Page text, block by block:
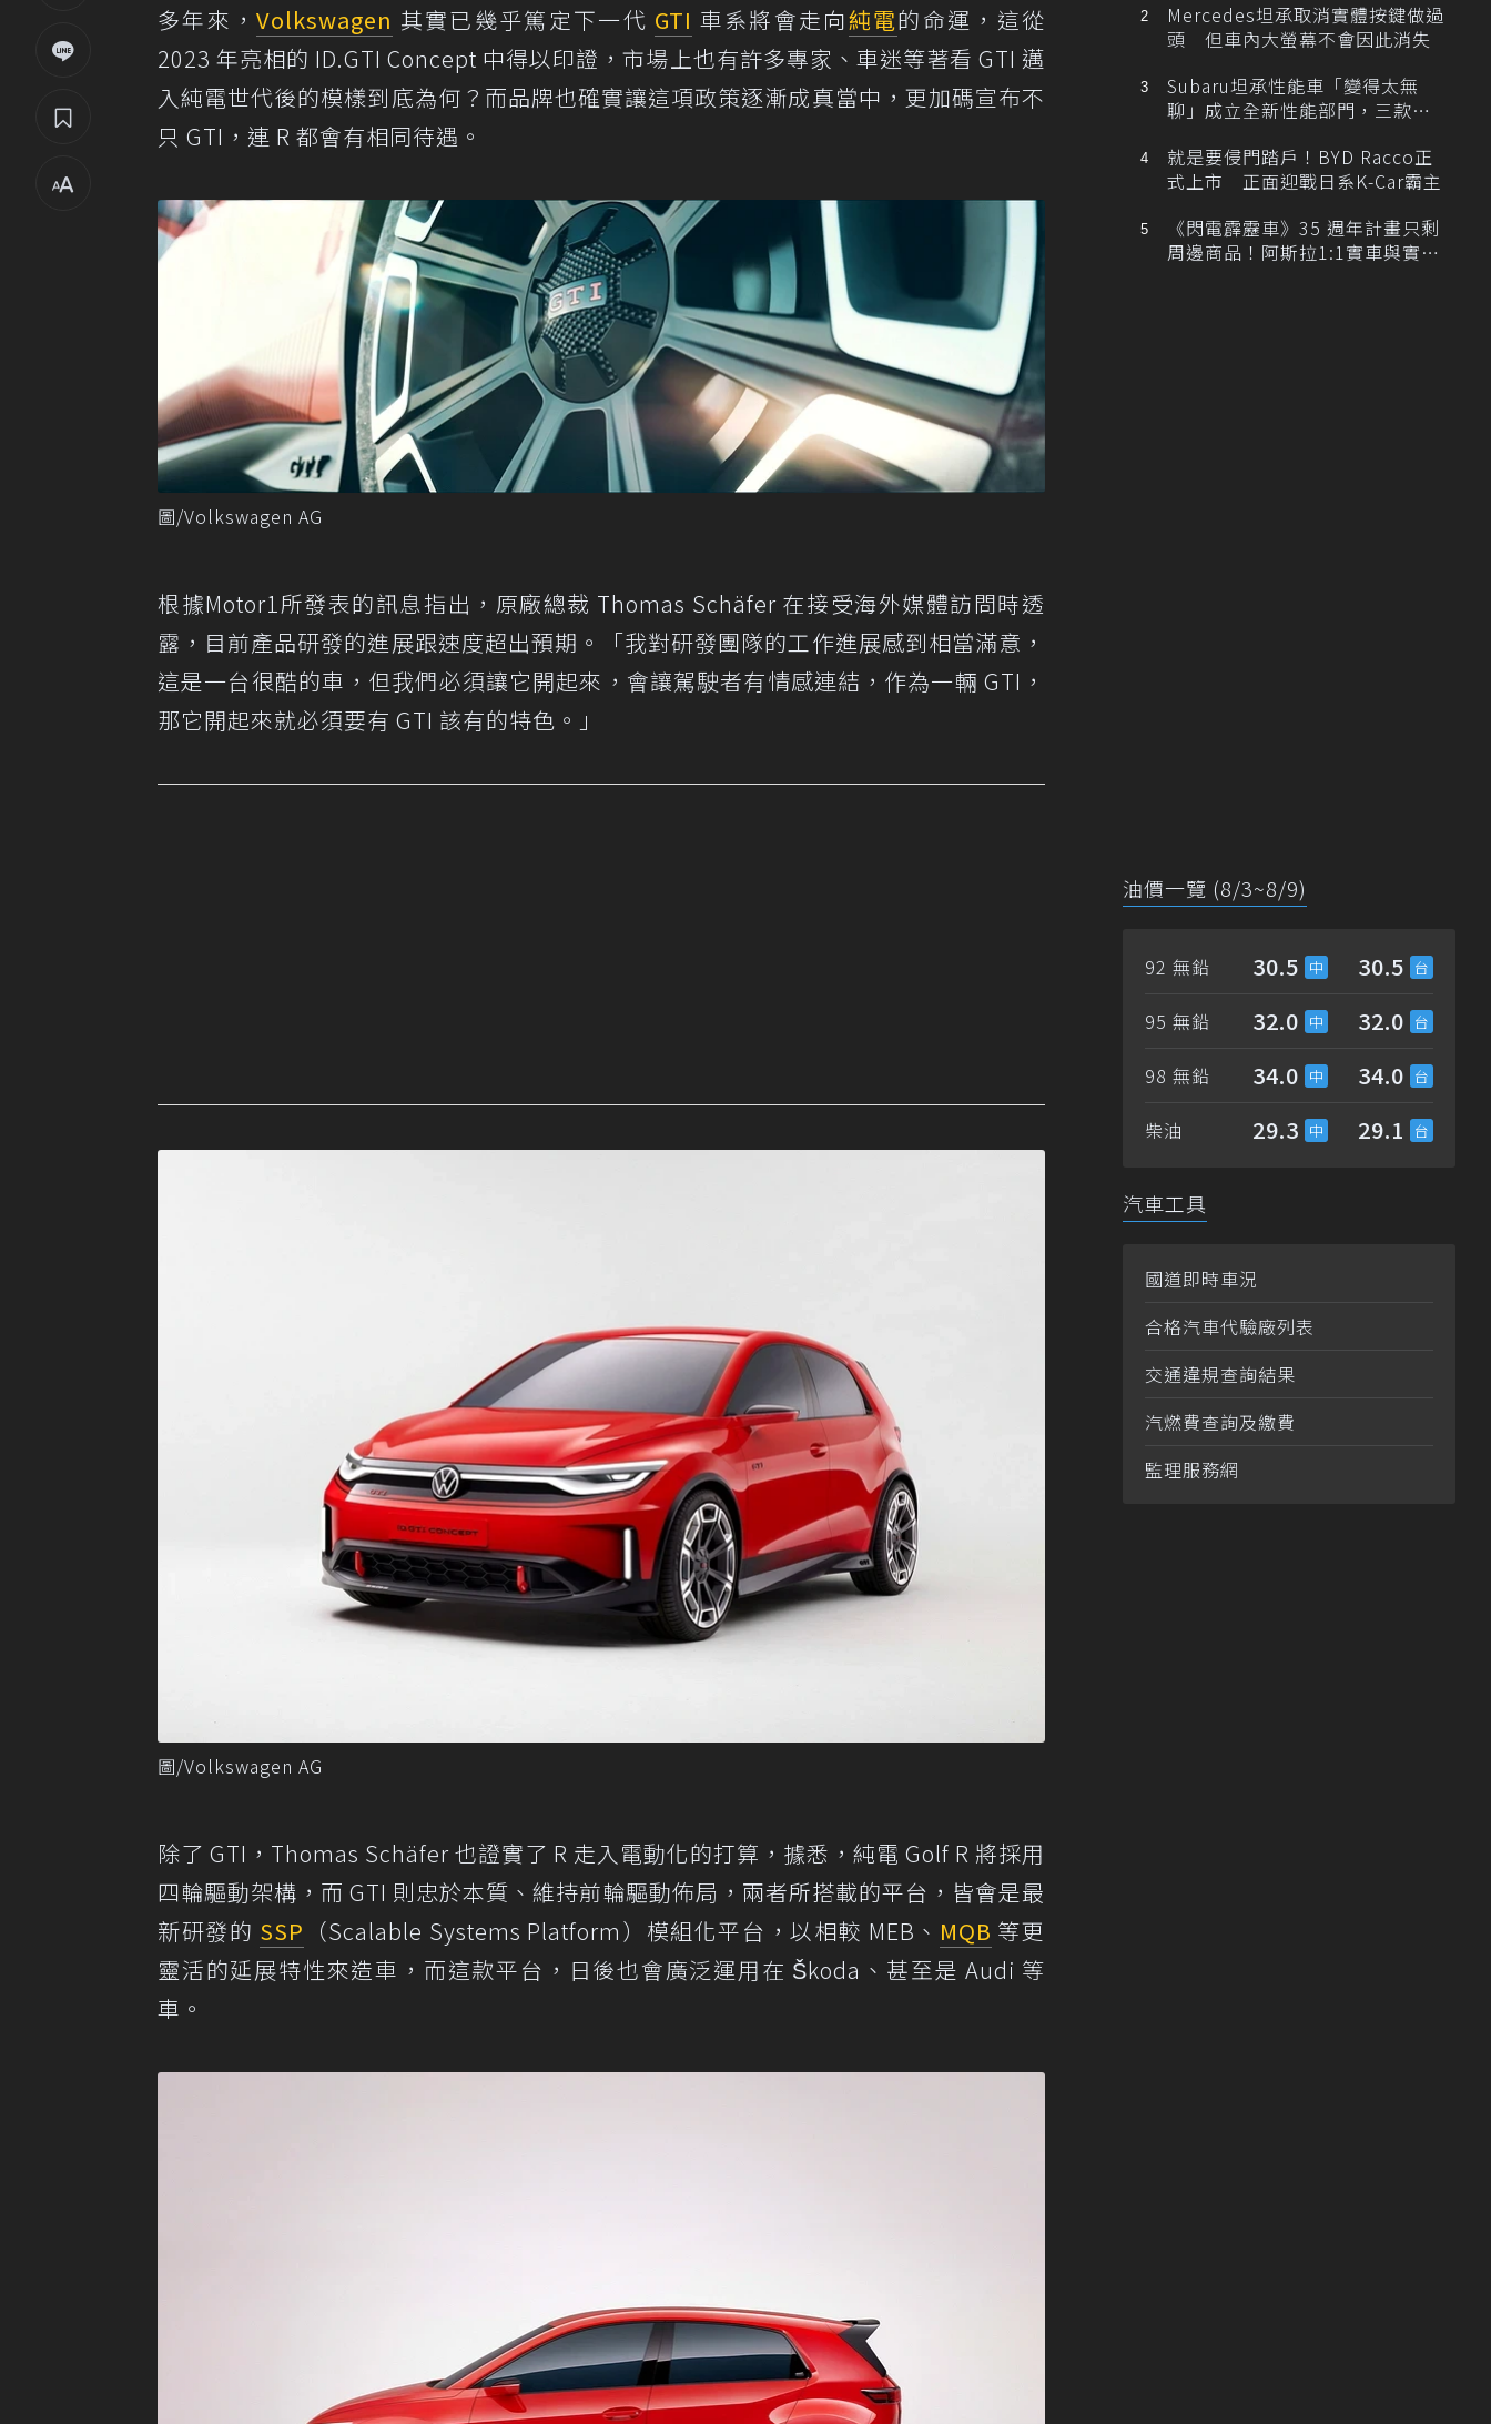
多年來，Volkswagen 其實已幾乎篤定下一代 GTI 車系將會走向純電的命運，這從
2023 年亮相的 ID.GTI Concept 中得以印證，市場上也有許多專家、車迷等著看 GTI 邁
入純電世代後的模樣到底為何？而品牌也確實讓這項政策逐漸成真當中，更加碼宣布不
只 GTI，連 R 都會有相同待遇。
圖/Volkswagen AG
根據Motor1所發表的訊息指出，原廠總裁 Thomas Schäfer 在接受海外媒體訪問時透
露，目前產品研發的進展跟速度超出預期。「我對研發團隊的工作進展感到相當滿意，
這是一台很酷的車，但我們必須讓它開起來，會讓駕駛者有情感連結，作為一輛 GTI，
那它開起來就必須要有 GTI 該有的特色。」
圖/Volkswagen AG
除了 GTI，Thomas Schäfer 也證實了 R 走入電動化的打算，據悉，純電 Golf R 將採用
四輪驅動架構，而 GTI 則忠於本質、維持前輪驅動佈局，兩者所搭載的平台，皆會是最
新研發的 SSP （Scalable Systems Platform）模組化平台，以相較 MEB、 MQB 等更
靈活的延展特性來造車，而這款平台，日後也會廣泛運用在 Škoda、甚至是 Audi 等
車。
Mercedes坦承取消實體按鍵做過
頭 但車內大螢幕不會因此消失
Subaru坦承性能車「變得太無
聊」成立全新性能部門，三款手
就是要侵門踏戶！BYD Racco正
式上市 正面迎戰日系K-Car霸主
《閃電霹靂車》35 週年計畫只剩
周邊商品！阿斯拉1:1實車與實體
油價一覽 (8/3~8/9)
92 無鉛 30.5 30.5
95 無鉛 32.0 32.0
98 無鉛 34.0 34.0
柴油 29.3 29.1
汽車工具
國道即時車況
合格汽車代驗廠列表
交通違規查詢結果
汽燃費查詢及繳費
監理服務網